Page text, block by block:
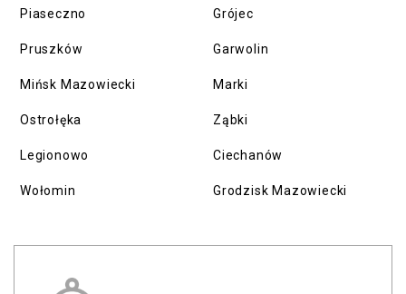
Piaseczno
Pruszków
Mińsk Mazowiecki
Ostrołęka
Legionowo
Wołomin
Grójec
Garwolin
Marki
Ząbki
Ciechanów
Grodzisk Mazowiecki